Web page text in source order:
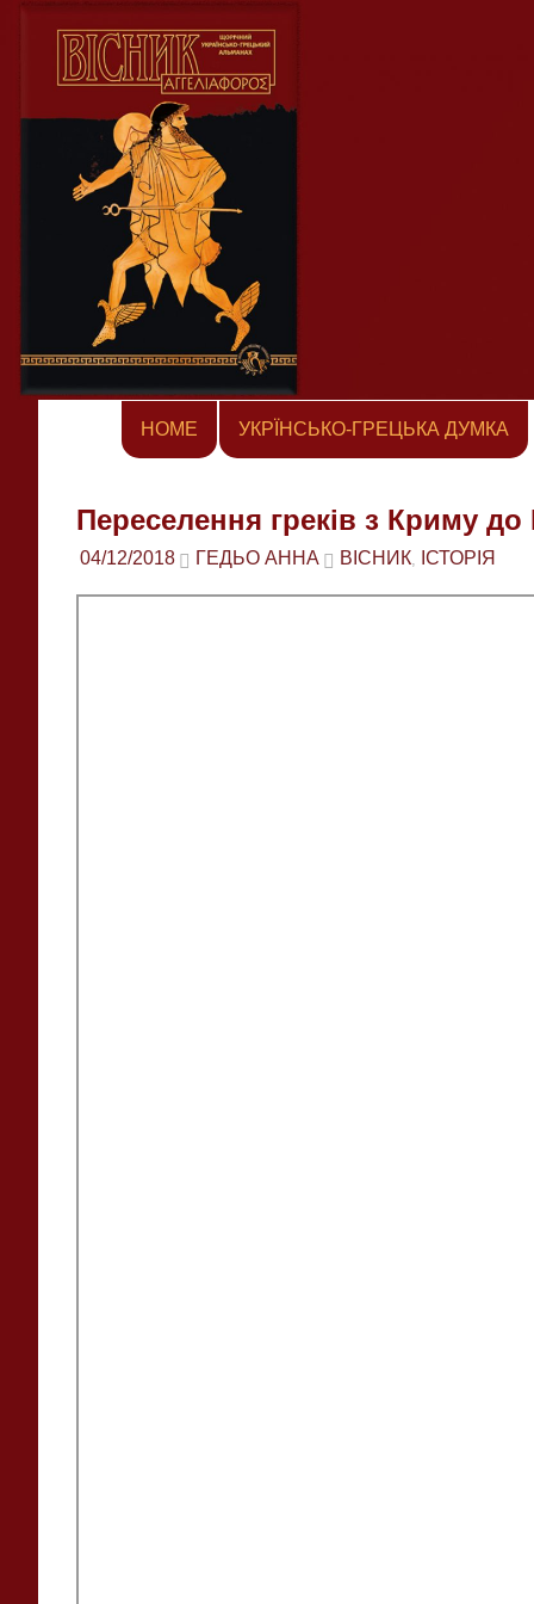
Skip
HOME УКРЇНСЬКО-ГРЕЦЬКА ДУМКА
Переселення греків з Криму до
04/12/2018 ГЕДЬО АННА ВІСНИК, ІСТОРІЯ